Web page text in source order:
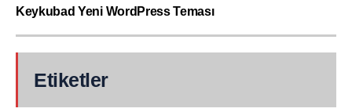
Keykubad Yeni WordPress Teması
Etiketler